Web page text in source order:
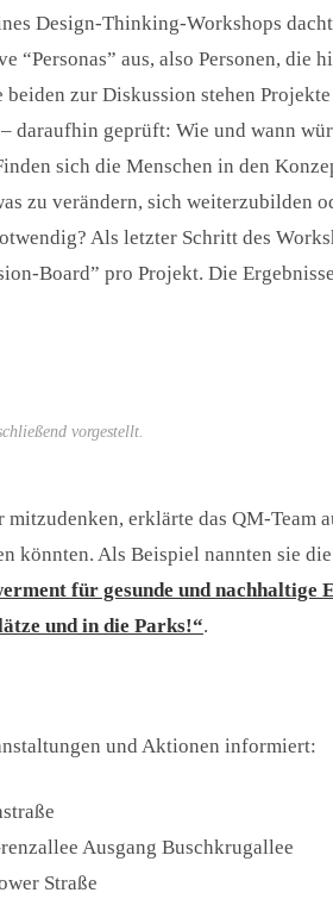
Design-Thinking-Workshops
aus, also Personen, die
zur Diskussion stehen
daraufhin geprüft: Wie und wann
sich die Menschen in den
zu verändern, sich weiterzubilden
Als letzter Schritt des
Board” pro Projekt. Die
vorgestellt.
erklärte das QM-Team
könnten. Als Beispiel nannten sie
für gesunde und nachhaltige
und in die Parks!“.
und Aktionen informiert:
Ausgang Buschkrugallee
Straße